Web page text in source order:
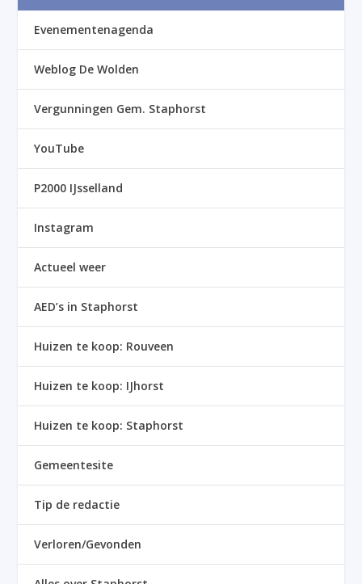
Evenementenagenda
Weblog De Wolden
Vergunningen Gem. Staphorst
YouTube
P2000 IJsselland
Instagram
Actueel weer
AED’s in Staphorst
Huizen te koop: Rouveen
Huizen te koop: IJhorst
Huizen te koop: Staphorst
Gemeentesite
Tip de redactie
Verloren/Gevonden